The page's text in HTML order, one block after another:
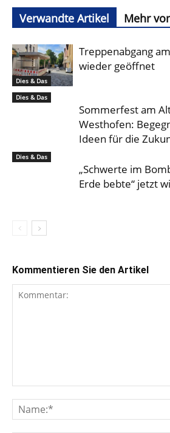
Verwandte Artikel Mehr
Dies & Das
Treppenabgang
wieder geöffnet
Dies & Das
Sommerfest am
Westhofen:
Ideen für die
Dies & Das
„Schwerte im
Erde bebte“ jetzt
Kommentieren Sie den Artikel